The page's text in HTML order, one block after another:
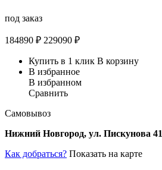
под заказ
184890 ₽ 229090 ₽
Купить в 1 клик В корзину
В избранное
В избранном
Сравнить
Самовывоз
Нижний Новгород, ул. Пискунова 41
Как добраться? Показать на карте